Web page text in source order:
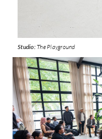
Studio:The Playground